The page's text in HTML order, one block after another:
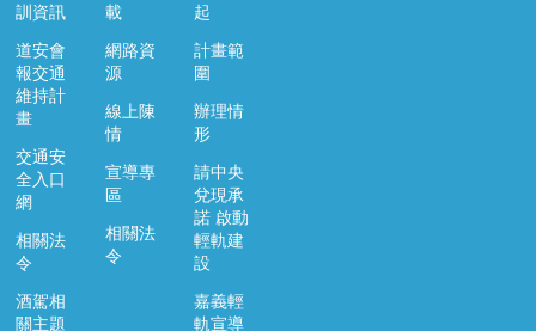
訓資訊
道安會
報交通
維持計
畫
交通安
全入口
網
相關法
令
酒駕相
關主題
載
網路資
源
線上陳
情
宣導專
區
相關法
令
起
計畫範
圍
辦理情
形
請中央
兌現承
諾 啟動
輕軌建
設
嘉義輕
軌宣導